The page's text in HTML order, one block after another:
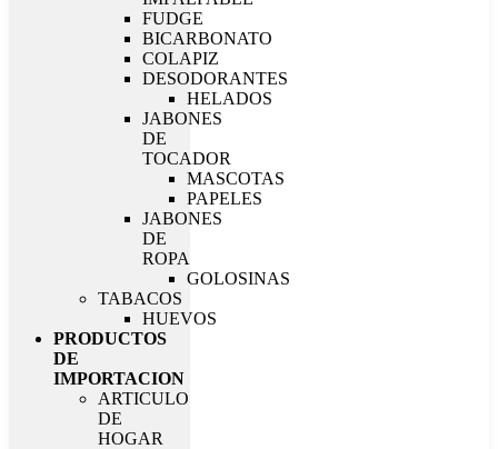
FUDGE
BICARBONATO
COLAPIZ
DESODORANTES
HELADOS
JABONES
DE
TOCADOR
MASCOTAS
PAPELES
JABONES
DE
ROPA
GOLOSINAS
TABACOS
HUEVOS
PRODUCTOS
DE
IMPORTACION
ARTICULO
DE
HOGAR